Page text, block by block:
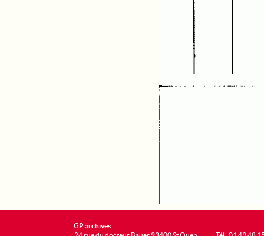
GP archives